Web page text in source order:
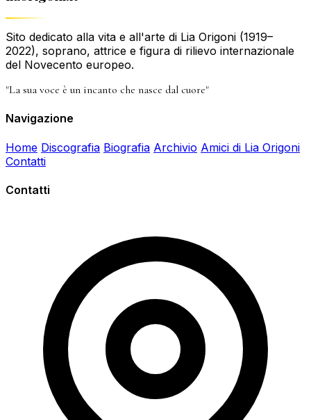
Sito dedicato alla vita e all'arte di Lia Origoni (1919–
2022), soprano, attrice e figura di rilievo internazionale
del Novecento europeo.
"La sua voce è un incanto che nasce dal cuore"
Navigazione
Home Discografia Biografia Archivio Amici di Lia Origoni
Contatti
Contatti